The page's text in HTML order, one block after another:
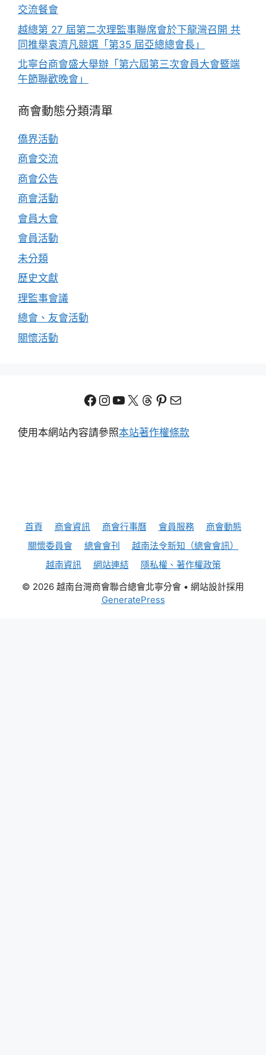
交流餐會
越總第 27 屆第二次理監事聯席會於下龍灣召開 共
同推舉袁濟凡競選「第35 屆亞總總會長」
北寧台商會盛大舉辦「第六屆第三次會員大會暨端
午節聯歡晚會」
商會動態分類清單
僑界活動
商會交流
商會公告
商會活動
會員大會
會員活動
未分類
歷史文獻
理監事會議
總會、友會活動
關懷活動
Facebook
Instagram
YouTube
X Threads
Pinterest
電子郵件
使用本網站內容請參照本站著作權條款
首頁 商會資訊 商會行事曆 會員服務
商會動態
關懷委員會
總會會刊
越南法令新知（總會會訊）
越南資訊
網站連結
隱私權、著作權政策
© 2026 越南台灣商會聯合總會北寧分會 • 網站設計採用
GeneratePress